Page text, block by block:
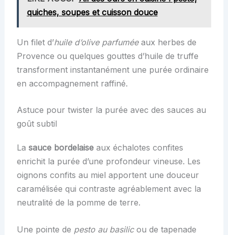
quiches, soupes et cuisson douce
Un filet d’huile d’olive parfuméeaux herbes de
Provence ou quelques gouttes d’huile de truffe
transforment instantanément une purée ordinaire
en accompagnement raffiné.
Astuce pour twister la purée avec des sauces au
goût subtil
La sauce bordelaiseaux échalotes confites
enrichit la purée d’une profondeur vineuse. Les
oignons confits au miel apportent une douceur
caramélisée qui contraste agréablement avec la
neutralité de la pomme de terre.
Une pointe de pesto au basilicou de tapenade